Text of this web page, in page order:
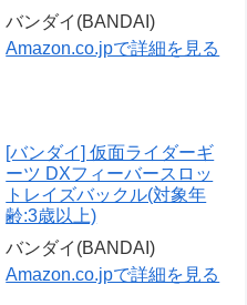
バンダイ(BANDAI)
Amazon.co.jpで詳細を見る
[バンダイ] 仮面ライダーギ
ーツ DXフィーバースロッ
トレイズバックル(対象年
齢:3歳以上)
バンダイ(BANDAI)
Amazon.co.jpで詳細を見る